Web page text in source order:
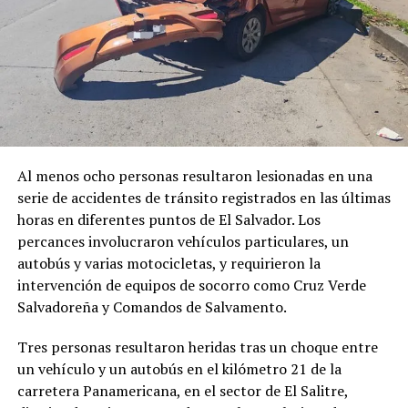
Comparte esto:
Facebook
Al menos ocho personas resultaron lesionadas en una
serie de accidentes de tránsito registrados en las últimas
horas en diferentes puntos de El Salvador. Los
percances involucraron vehículos particulares, un
autobús y varias motocicletas, y requirieron la
intervención de equipos de socorro como Cruz Verde
Salvadoreña y Comandos de Salvamento.
Tres personas resultaron heridas tras un choque entre
un vehículo y un autobús en el kilómetro 21 de la
carretera Panamericana, en el sector de El Salitre,